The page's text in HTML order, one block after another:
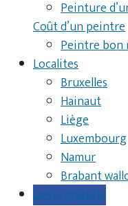
Peinture
Coût d’un peintre
Peintre bon
Localites
Bruxelles
Hainaut
Liège
Luxembourg
Namur
Brabant
Devis gratuits